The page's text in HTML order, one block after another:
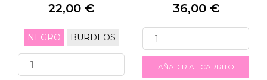
22,00 €
NEGRO BURDEOS
36,00 €
AÑADIR AL CARRITO